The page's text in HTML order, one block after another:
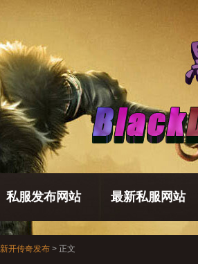
私服发布网站 最新私服网站
新开传奇发布 > 正文